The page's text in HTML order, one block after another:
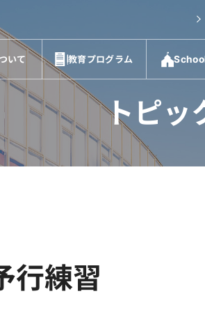
いて 教育プログラム
トピッ
行練習